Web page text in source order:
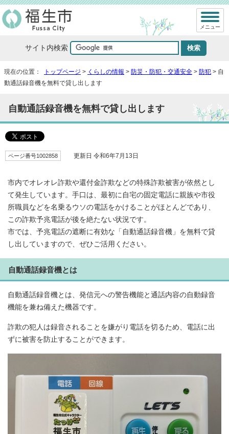
サイト内検索
メニュー
現在の位置： トップページ > くらしの情報 > 防災・防犯・交通安全 > 防犯 > 自
動通話録音機を無料で貸し出します
自動通話録音機を無料で貸し出します
ページ番号1002858 更新日 令和6年7月13日
市内でオレオレ詐欺や還付金詐欺などの特殊詐欺被害が依然とし
て発生しています。手口は、最初に自宅の固定電話に親族や市役
所職員などを名乗るウソの電話をかけることがほとんどであり、
この詐欺予兆電話が後を絶たない状況です。
市では、予兆電話の遮断に有効な「自動通話録音機」を無料で貸
し出していますので、ぜひご活用ください。
自動通話録音機とは
自動通話録音機とは、発信元への警告機能と通話内容の自動録音
機能を兼ね備えた機器です。
詐欺の犯人は録音されることを嫌がり電話を切るため、電話に出
ずに被害を防止することができます。